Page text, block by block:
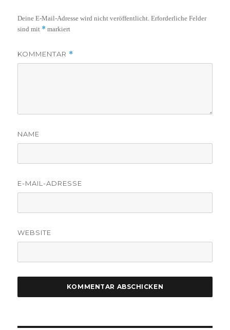
Deine E-Mail-Adresse wird nicht veröffentlicht. Erforderliche Felder
sind mit * markiert
KOMMENTAR *
NAME
E-MAIL-ADRESSE
WEBSITE